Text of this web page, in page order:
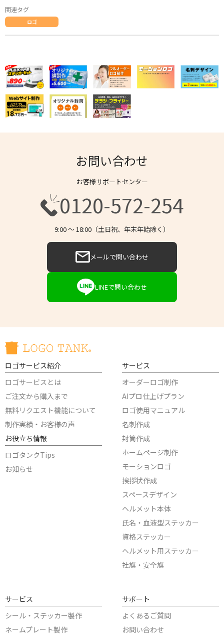
関連タグ
ロゴ
お問い合わせ
お客様サポートセンター
0120-572-254
9:00 〜 18:00（土日祝、年末年始除く）
メールで問い合わせ
LINEで問い合わせ
ロゴサービス紹介
ロゴサービスとは
ご注文から購入まで
無料リクエスト機能について
制作実績・お客様の声
お役立ち情報
ロゴタンクTips
お知らせ
サービス
オーダーロゴ制作
AIプロ仕上げプラン
ロゴ使用マニュアル
名刺作成
封筒作成
ホームページ制作
モーションロゴ
挨拶状作成
スペースデザイン
ヘルメット本体
氏名・血液型ステッカー
資格ステッカー
ヘルメット用ステッカー
社旗・安全旗
サービス
シール・ステッカー製作
ネームプレート製作
サポート
よくあるご質問
お問い合わせ